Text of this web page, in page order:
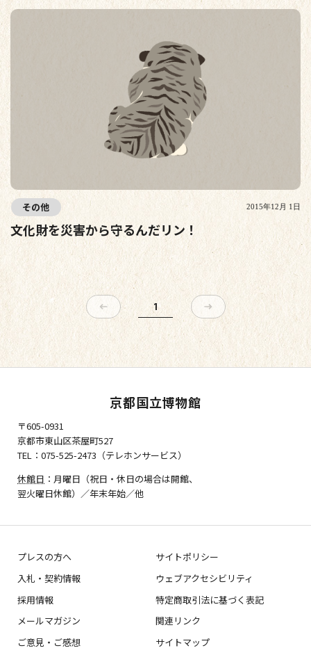
その他 2015年12月 1日
文化財を災害から守るんだリン！
1
京都国立博物館
〒605-0931
京都市東山区茶屋町527
TEL：075-525-2473（テレホンサービス）
休館日 ：月曜日（祝日・休日の場合は開館、
翌火曜日休館）／年末年始／他
プレスの方へ
サイトポリシー
入札・契約情報
ウェブアクセシビリティ
採用情報
特定商取引法に基づく表記
メールマガジン
関連リンク
ご意見・ご感想
サイトマップ